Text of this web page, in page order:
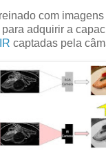
com
adquirir a
captadas pela